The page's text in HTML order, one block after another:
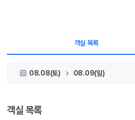
제 결제 조건을 비교하세요
본요금만으로 판단하기 어렵습니다. 보험
보장 범위가 다를 수 있습니다. 카모아
객실 목록
08.08(토) 08.09(일)
객실 목록